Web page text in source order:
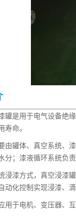
是用于电气设备绝缘
寿命。
罐体、真空系统、漆
分；漆液循环系统负
漆方式，真空浸漆罐
动化控制实现浸漆、
于电机、变压器、互